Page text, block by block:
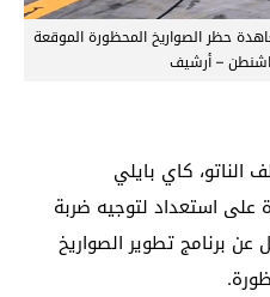
حظر الصواريخ المحظورة الموقعة
– أرشيف
الناتو، كاي بايلي
على استعداد لتوجيه ضربة
برنامج تطوير الصواريخ